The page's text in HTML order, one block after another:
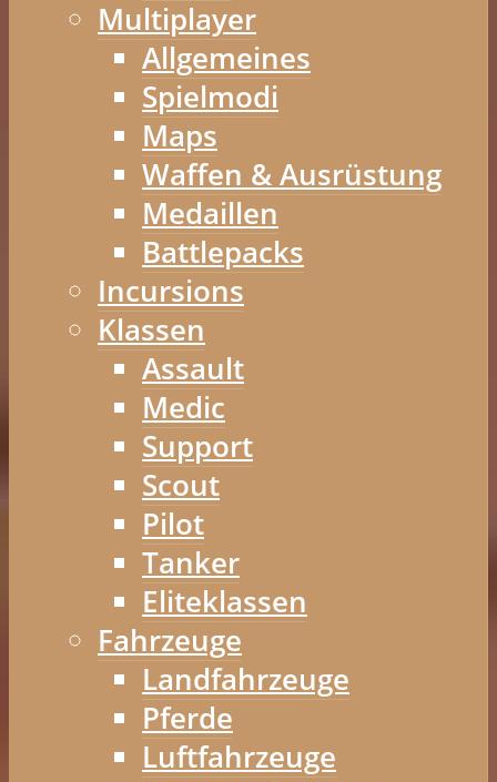
Multiplayer
Allgemeines
Spielmodi
Maps
Waffen & Ausrüstung
Medaillen
Battlepacks
Incursions
Klassen
Assault
Medic
Support
Scout
Pilot
Tanker
Eliteklassen
Fahrzeuge
Landfahrzeuge
Pferde
Luftfahrzeuge